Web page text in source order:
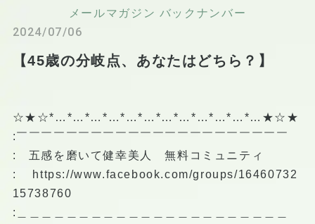
メールマガジン バックナンバー
2024/07/06
【45歳の分岐点、あなたはどちら？】
☆★☆*…*…*…*…*…*…*…*…*…*…*…*…★☆★
:￣￣￣￣￣￣￣￣￣￣￣￣￣￣￣￣￣￣￣￣￣￣
: 五感を磨いて健幸美人 無料コミュニティ
: https://www.facebook.com/groups/16460732
15738760
:＿＿＿＿＿＿＿＿＿＿＿＿＿＿＿＿＿＿＿＿＿＿